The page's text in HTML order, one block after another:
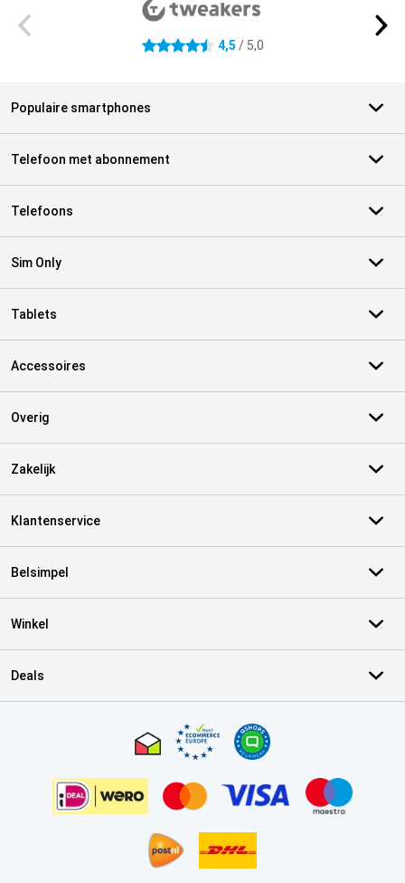
4.5 sterren 4,5 / 5,0
Populaire smartphones
Telefoon met abonnement
Telefoons
Sim Only
Tablets
Accessoires
Overig
Zakelijk
Klantenservice
Belsimpel
Winkel
Deals